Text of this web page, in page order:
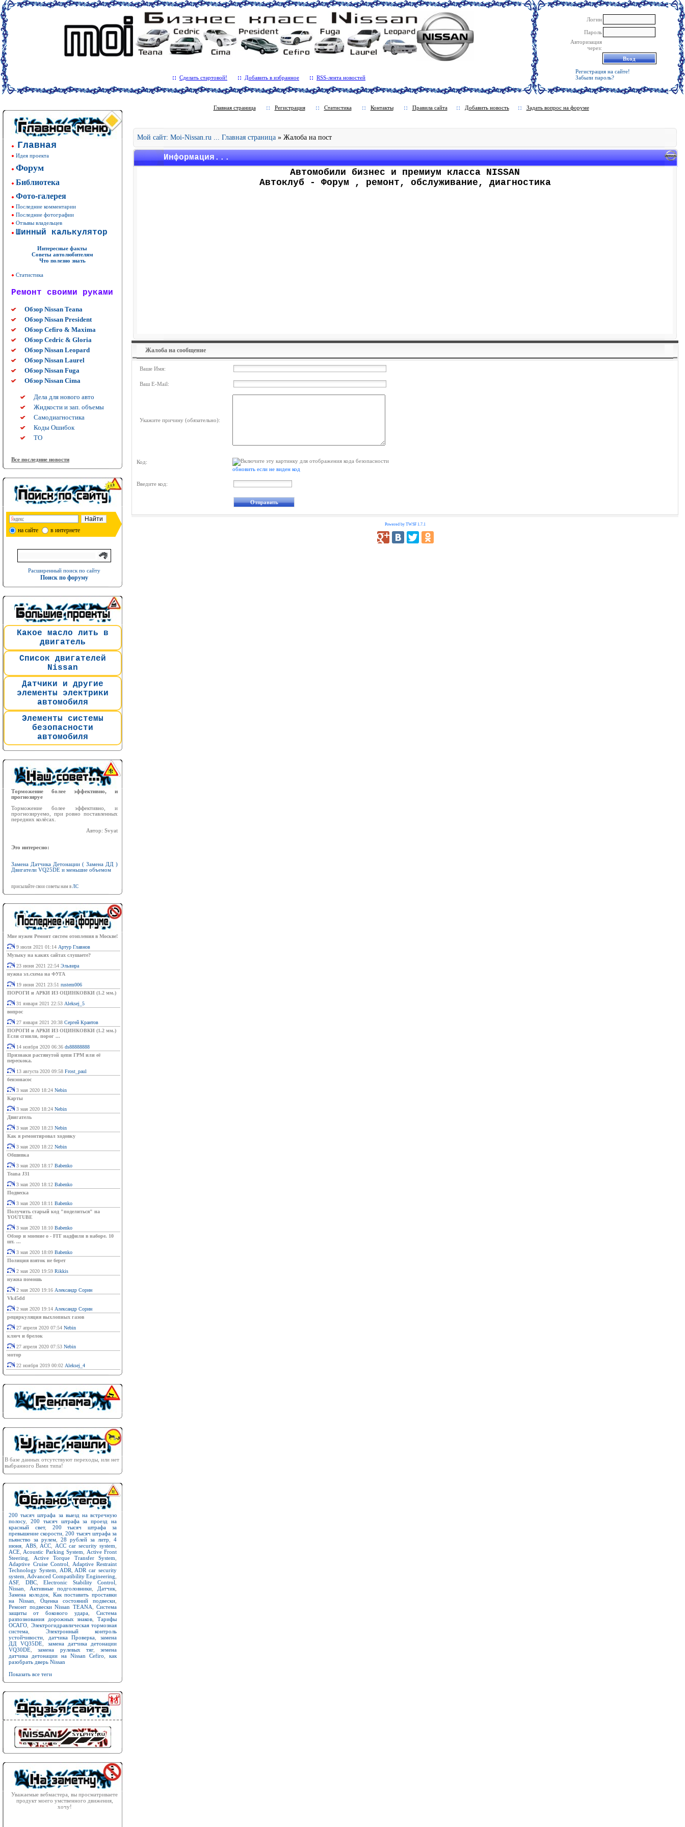
Сделать стартовой! Добавить в избранное RSS-лента новостей
Логин
Пароль
Авторизация
через:
Регистрация на сайте!
Забыли пароль?
Главная
Идея проекта
Форум
Библиотека
Фото-галерея
Последние комментарии
Последние фотографии
Отзывы владельцев
Шинный калькулятор
Интересные факты
Советы автолюбителям
Что полезно знать
Статистика
Ремонт своими руками
Обзор Nissan Teana
Обзор Nissan President
Обзор Cefiro & Maxima
Обзор Cedric & Gloria
Обзор Nissan Leopard
Обзор Nissan Laurel
Обзор Nissan Fuga
Обзор Nissan Cima
Дела для нового авто
Жидкости и зап. объемы
Самодиагностика
Коды Ошибок
ТО
Все последние новости
на сайте в интернете
Расширенный поиск по сайту
Поиск по форуму
Какое масло лить в
двигатель
Список двигателей
Nissan
Датчики и другие
элементы электрики
автомобиля
Элементы системы
безопасности
автомобиля
Торможение более эффективно, и
прогнозируе
Торможение более эффективно, и
прогнозируемо, при ровно поставленных
передних колёсах.
Автор: Svyat
Это интересно:
Замена Датчика Детонации ( Замена ДД )
Двигатели VQ25DE и меньшие объемом
присылайте свои советы нам в ЛС
Мне нужен Ремонт систем отопления в Москве!
9 июля 2021 01:14 Артур Главнов
Музыку на каких сайтах слушаете?
23 июня 2021 22:54 Эльвира
нужна эл.схема на ФУГА
19 июня 2021 23:51 rustem006
ПОРОГИ и АРКИ ИЗ ОЦИНКОВКИ (1.2 мм.)
31 января 2021 22:53 Aleksej_5
вопрос
27 января 2021 20:38 Сергей Крантов
ПОРОГИ и АРКИ ИЗ ОЦИНКОВКИ (1.2 мм.)
Если сгнили, порог ...
14 ноября 2020 06:36 ds88888888
Признаки растянутой цепи ГРМ или её
перескока.
13 августа 2020 09:58 Frost_paul
бензонасос
3 мая 2020 18:24 Nebin
Карты
3 мая 2020 18:24 Nebin
Двигатель
3 мая 2020 18:23 Nebin
Как я ремонтировал ходовку
3 мая 2020 18:22 Nebin
Обшивка
3 мая 2020 18:17 Babenko
Teana J31
3 мая 2020 18:12 Babenko
Подвеска
3 мая 2020 18:11 Babenko
Получить старый код "поделиться" на
YOUTUBE
3 мая 2020 18:10 Babenko
Обзор и мнение о - FIT надфили в наборе. 10
шт. ...
3 мая 2020 18:09 Babenko
Полиция взяток не берет
2 мая 2020 19:59 Rikkis
нужна помошь
2 мая 2020 19:16 Александр Сорин
Vk45dd
2 мая 2020 19:14 Александр Сорин
рециркуляция выхлопных газов
27 апреля 2020 07:54 Nebin
ключ и брелок
27 апреля 2020 07:53 Nebin
мотор
22 ноября 2019 00:02 Aleksej_4
В базе данных отсутствуют переходы, или нет
выбранного Вами типа!
200 тысяч штрафа за выезд на встречную
полосу, 200 тысяч штрафа за проезд на
красный свет, 200 тысяч штрафа за
превышение скорости ,200 тысяч штрафа за
пьянство за рулем
28 рублей за литр
4
июня
ABS ACC ACC car security system
ACE Acoustic Parking System
Active Front
Steering
Active Torque Transfer System
Adaptive Cruise Control
Adaptive Restraint
Technology System
ADR
ADR car security
system Advanced Compatibility Engineering
ASF, DBC, Electronic Stability Control
Nissan
Активные подголовники Датчик
Замена колодок, Как поставить проставки
на Nissan
Оценка состояний подвески
Ремонт подвески Nissan TEANA
Система
защиты от бокового удара
Система
разпознования дорожных знаков ,Тарифы
ОСАГО
Электрогидравлическая тормозная
система
Электронный контроль
устойчивости
датчика Проверка ,замена
ДД VQ35DE
замена датчика детонации
VQ30DE ,замена рулевых тяг, земена
датчика детонации на Nissan Cefiro
как
разобрать дверь Nissan
Показать все теги
Уважаемые вебмастера, вы просматриваете
продукт моего умственного движения,
хочу!
Главная страница Регистрация Статистика Контакты Правила сайта Добавить новость Задать вопрос на форуме
Мой сайт: Moi-Nissan.ru ... Главная страница » Жалоба на пост
Информация...
Автомобили бизнес и премиум класса NISSAN
Автоклуб - Форум , ремонт, обслуживание, диагностика
Жалоба на сообщение
Ваше Имя:
Ваш E-Mail:
Укажите причину (обязательно):
Код:
обновить если не виден код
Введите код:
Powered by TWSF 1.7.1